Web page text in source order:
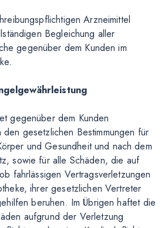
Arzneimittel
Begleichung aller
gegenüber dem Kunden im
gegenüber dem Kunden
den gesetzlichen Bestimmungen für
und Gesundheit und nach dem
sowie für alle Schäden, die auf
fahrlässigen Vertragsverletzungen
ihrer gesetzlichen Vertreter
beruhen. Im Übrigen haftet die
aufgrund der Verletzung